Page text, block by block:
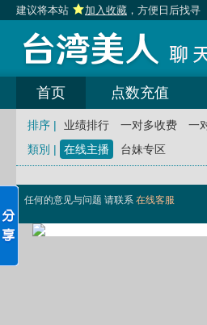
建议将本站 加入收藏 ，方便日后找寻
首页 点数充值
排序 | 业绩排行 一对多收费
一
類別 |
在线主播 台妹专区
任何的意见与问题 请联系 在线客服